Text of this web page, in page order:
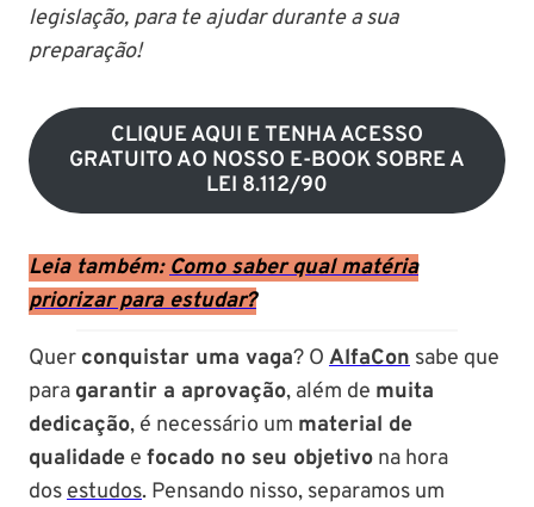
legislação, para te ajudar durante a sua
preparação!
CLIQUE AQUI E TENHA ACESSO
GRATUITO AO NOSSO E-BOOK SOBRE A
LEI 8.112/90
Leia também:Como saber qual matéria
priorizar para estudar?
Quer conquistar uma vaga? O AlfaCon sabe que
para garantir a aprovação, além de muita
dedicação, é necessário um material de
qualidade e focado no seu objetivo na hora
dosestudos. Pensando nisso, separamos um